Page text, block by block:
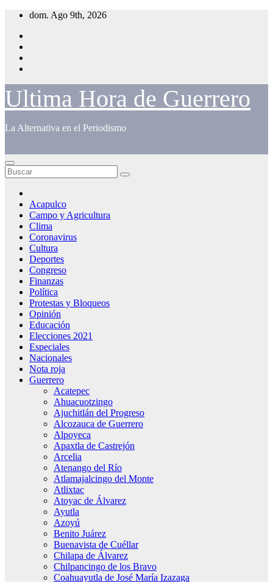
Saltar
contenido
dom. Ago 9th, 2026
Ultima Hora de Guerrero
La Alternativa en el Periodismo
Acapulco
Campo y Agricultura
Clima
Coronavirus
Cultura
Deportes
Congreso
Finanzas
Política
Protestas y Bloqueos
Opinión
Educación
Elecciones 2021
Especiales
Nacionales
Nota roja
Guerrero
Acatepec
Ahuacuotzingo
Ajuchitlán del Progreso
Alcozauca de Guerrero
Alpoyeca
Apaxtla de Castrejón
Arcelia
Atenango del Río
Atlamajalcingo del Monte
Atlixtac
Atoyac de Álvarez
Ayutla
Azoyú
Benito Juárez
Buenavista de Cuéllar
Chilapa de Álvarez
Chilpancingo de los Bravo
Coahuayutla de José María Izazaga